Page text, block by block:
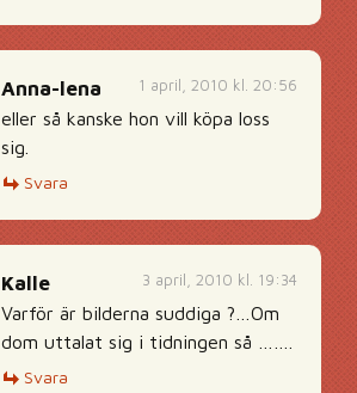
1 april, 2010 kl. 20:56
Anna-lena
eller så kanske hon vill köpa loss
sig.
Svara
3 april, 2010 kl. 19:34
Kalle
Varför är bilderna suddiga ?…Om
dom uttalat sig i tidningen så …….
Svara